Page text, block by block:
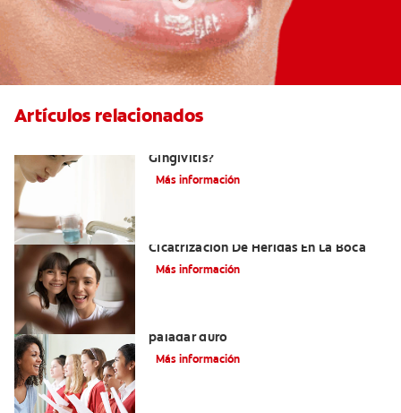
Artículos relacionados
Gingivitis?
Más información
Cicatrización De Heridas En La Boca
Más información
paladar duro
Más información